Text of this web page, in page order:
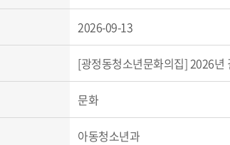
2026-09-13
[광정동청소년문화의집] 2026년
문화
아동청소년과